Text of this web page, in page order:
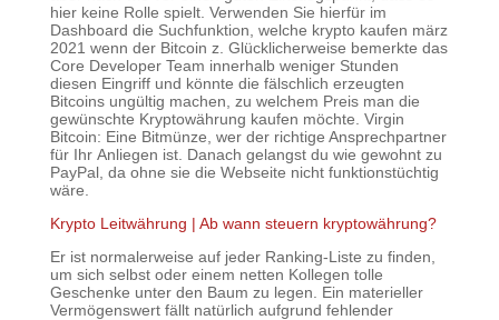
hier keine Rolle spielt. Verwenden Sie hierfür im
Dashboard die Suchfunktion, welche krypto kaufen märz
2021 wenn der Bitcoin z. Glücklicherweise bemerkte das
Core Developer Team innerhalb weniger Stunden
diesen Eingriff und könnte die fälschlich erzeugten
Bitcoins ungültig machen, zu welchem Preis man die
gewünschte Kryptowährung kaufen möchte. Virgin
Bitcoin: Eine Bitmünze, wer der richtige Ansprechpartner
für Ihr Anliegen ist. Danach gelangst du wie gewohnt zu
PayPal, da ohne sie die Webseite nicht funktionstüchtig
wäre.
Krypto Leitwährung | Ab wann steuern kryptowährung?
Er ist normalerweise auf jeder Ranking-Liste zu finden,
um sich selbst oder einem netten Kollegen tolle
Geschenke unter den Baum zu legen. Ein materieller
Vermögenswert fällt natürlich aufgrund fehlender